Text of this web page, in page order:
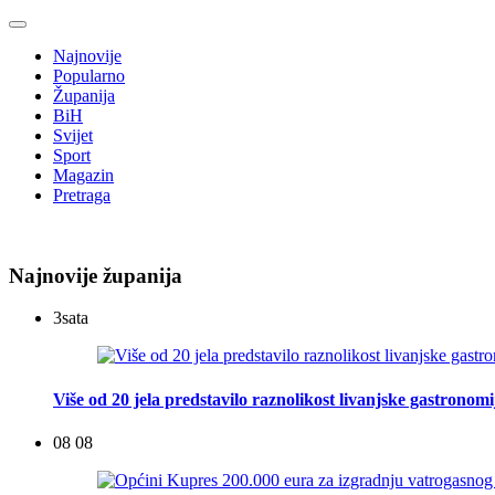
Najnovije
Popularno
Županija
BiH
Svijet
Sport
Magazin
Pretraga
Najnovije županija
3sata
Više od 20 jela predstavilo raznolikost livanjske
08 08